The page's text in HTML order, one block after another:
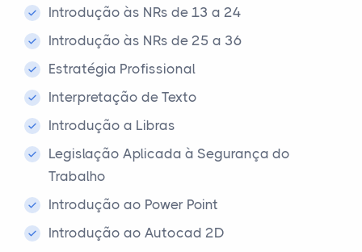
Introdução às NRs de 13 a 24
Introdução às NRs de 25 a 36
Estratégia Profissional
Interpretação de Texto
Introdução a Libras
Legislação Aplicada à Segurança do
Trabalho
Introdução ao Power Point
Introdução ao Autocad 2D